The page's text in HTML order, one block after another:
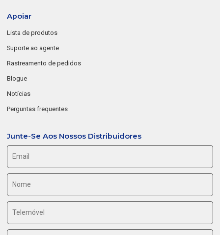
Apoiar
Lista de produtos
Suporte ao agente
Rastreamento de pedidos
Blogue
Notícias
Perguntas frequentes
Junte-Se Aos Nossos Distribuidores